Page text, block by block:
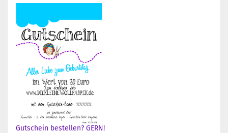
Gutschein bestellen? GERN!